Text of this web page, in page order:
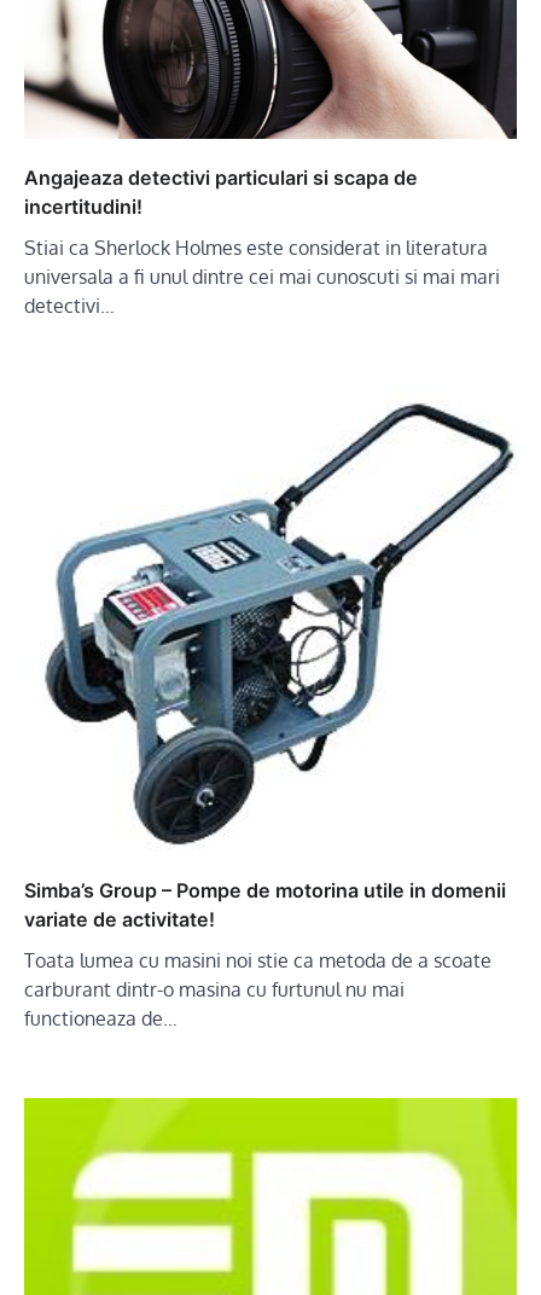
Angajeaza detectivi particulari si scapa de
incertitudini!
Stiai ca Sherlock Holmes este considerat in literatura
universala a fi unul dintre cei mai cunoscuti si mai mari
detectivi…
Simba’s Group – Pompe de motorina utile in domenii
variate de activitate!
Toata lumea cu masini noi stie ca metoda de a scoate
carburant dintr-o masina cu furtunul nu mai
functioneaza de…